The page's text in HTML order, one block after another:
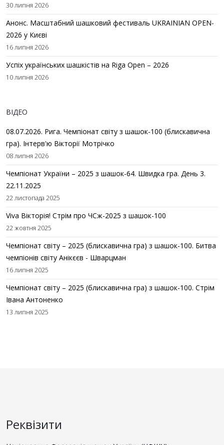
30 липня 2026
Анонс. Масштабний шашковий фестиваль UKRAINIAN OPEN-
2026 у Києві
16 липня 2026
Успіх українських шашкістів на Riga Open – 2026
10 липня 2026
ВІДЕО
08.07.2026. Рига. Чемпіонат світу з шашок-100 (блискавична
гра). Інтерв'ю Вікторії Мотрічко
08 липня 2026
Чемпіонат України – 2025 з шашок-64. Швидка гра. День 3.
22.11.2025
22 листопада 2025
Viva Вікторія! Стрім про ЧСж-2025 з шашок-100
22 жовтня 2025
Чемпіонат світу – 2025 (блискавична гра) з шашок-100. Битва
чемпіонів світу Анікєєв - Шварцман
16 липня 2025
Чемпіонат світу – 2025 (блискавична гра) з шашок-100. Стрім
Івана Антоненко
13 липня 2025
Реквізити